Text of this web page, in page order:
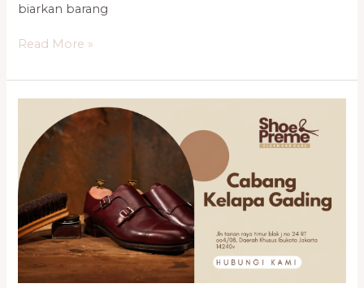
biarkan barang
Read More »
SHOEPREME
CABANG
KELAPA
GADING
–
WA
0812-
1369-
0356